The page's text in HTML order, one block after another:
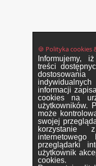
🍪 Polityka cookies
Informujemy,
treści
informacji
cookies na
użytkowników.
może
swojej
korzystanie
przeglądarki
użytkownik
cookies.